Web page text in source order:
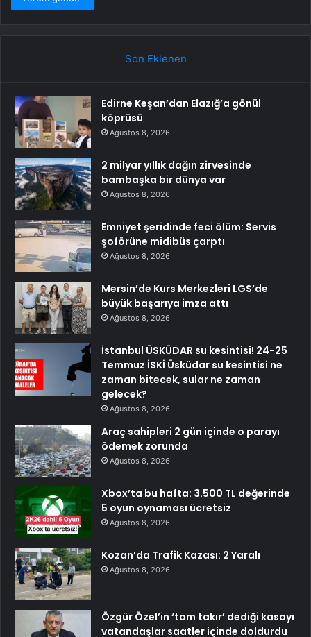
Son Eklenen
Edirne Keşan’dan Elazığ’a gönül
köprüsü
Ağustos 8, 2026
2 milyar yıllık dağın zirvesinde
bambaşka bir dünya var
Ağustos 8, 2026
Emniyet şeridinde feci ölüm: Servis
şoförüne midibüs çarptı
Ağustos 8, 2026
Mersin’de Kurs Merkezleri LGS’de
büyük başarıya imza attı
Ağustos 8, 2026
İstanbul ÜSKÜDAR su kesintisi! 24-25
Temmuz İSKİ Üsküdar su kesintisi ne
zaman bitecek, sular ne zaman
gelecek?
Ağustos 8, 2026
Araç sahipleri 2 gün içinde o parayı
ödemek zorunda
Ağustos 8, 2026
Xbox’ta bu hafta: 3.500 TL değerinde
5 oyun oynaması ücretsiz
Ağustos 8, 2026
Kozan’da Trafik Kazası: 2 Yaralı
Ağustos 8, 2026
Özgür Özel’in ‘tam takır’ dediği kasayı
vatandaşlar saatler içinde doldurdu